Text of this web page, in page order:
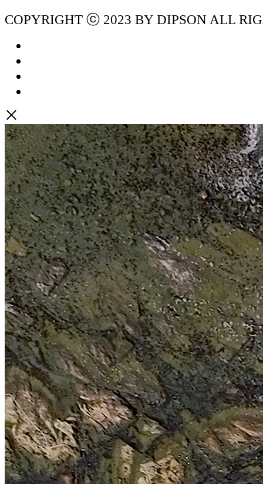
COPYRIGHT ⓒ 2023 BY DIPSON ALL